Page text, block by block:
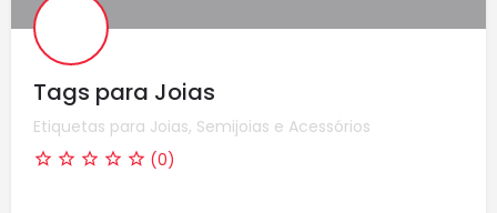
Tags para Joias
Etiquetas para Joias, Semijoias e Acessórios
(0)